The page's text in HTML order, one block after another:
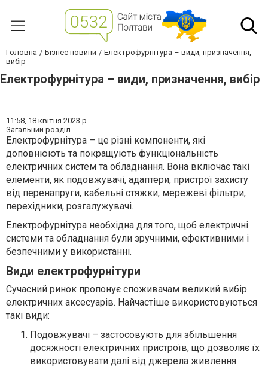
Головна Бізнес новини
Електрофурнітура – види, призначення,
вибір
Електрофурнітура – види, призначення, вибір
11:58, 18 квітня 2023 р.
Загальний розділ
Електрофурнітура – це різні компоненти, які
доповнюють та покращують функціональність
електричних систем та обладнання. Вона включає такі
елементи, як подовжувачі, адаптери, пристрої захисту
від перенапруги, кабельні стяжки, мережеві фільтри,
перехідники, розгалужувачі.
Електрофурнітура необхідна для того, щоб електричні
системи та обладнання були зручними, ефективними і
безпечними у використанні.
Види електрофурнітури
Сучасний ринок пропонує споживачам великий вибір
електричних аксесуарів. Найчастіше використовуються
такі види:
Подовжувачі – застосовують для збільшення
досяжності електричних пристроїв, що дозволяє їх
використовувати далі від джерела живлення.